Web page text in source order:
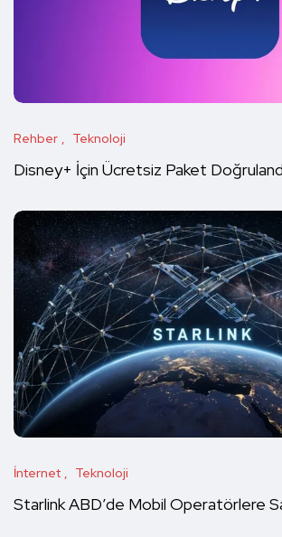
Rehber Teknoloji
Disney+ İçin Ücretsiz Paket
İnternet Teknoloji
Starlink ABD’de Mobil Operatörlere